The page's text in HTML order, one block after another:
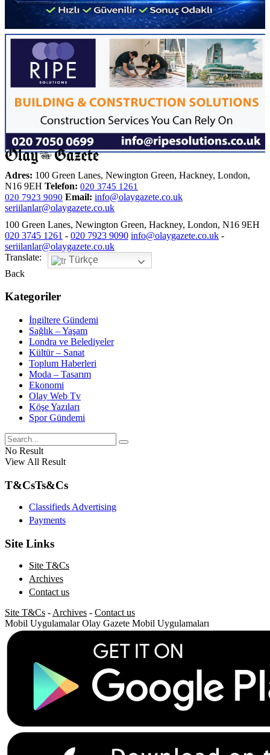
Adres: 100 Green Lanes, Newington Green, Hackney, London,
N16 9EH Telefon: 020 3745 1261
020 7923 9090 Email: info@olaygazete.co.uk
seriilanlar@olaygazete.co.uk
100 Green Lanes, Newington Green, Hackney, London, N16 9EH
020 3745 1261 - 020 7923 9090 info@olaygazete.co.uk -
seriilanlar@olaygazete.co.uk
Translate:
Türkçe
Back
Kategoriler
İngiltere Gündemi
Sağlık – Yaşam
Londra ve Belediyeler
Kültür – Sanat
Toplum Haberleri
Moda – Tasarım
Ekonomi
Olay Web Tv
Köşe Yazıları
Spor Gündemi
No Result
View All Result
T&CsTs&Cs
Classifieds Advertising
Payments
Site Links
Site T&Cs
Archives
Contact us
Site T&Cs - Archives - Contact us
Mobil Uygulamalar Olay Gazete Mobil Uygulamaları